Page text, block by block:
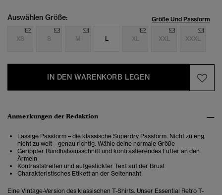
Auswählen Größe: Größe Und Passform
XS S M L XL XXL XXXL
IN DEN WARENKORB LEGEN
Anmerkungen der Redaktion
Lässige Passform – die klassische Superdry Passform. Nicht zu eng,
nicht zu weit – genau richtig. Wähle deine normale Größe
Gerippter Rundhalsausschnitt und kontrastierendes Futter an den
Ärmeln
Kontraststreifen und aufgestickter Text auf der Brust
Charakteristisches Etikett an der Seitennaht
Eine Vintage-Version des klassischen T-Shirts. Unser Essential Retro T-